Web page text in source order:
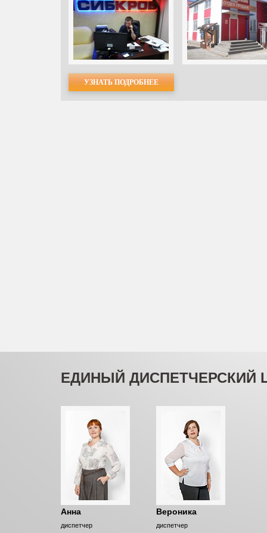
УЗНАТЬ ПОДРОБНЕЕ
ЕДИНЫЙ ДИСПЕТЧЕРСКИЙ
Анна
диспетчер
Вероника
диспетчер